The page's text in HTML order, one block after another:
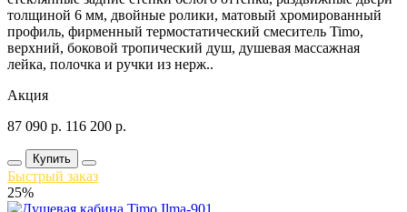
толщиной 6 мм, двойные ролики, матовый хромированный
профиль, фирменный термостатический смеситель Timo,
верхний, боковой тропический душ, душевая массажная
лейка, полочка и ручки из нерж..
Акция
87 090 р. 116 200 р.
Купить
Быстрый заказ
25%